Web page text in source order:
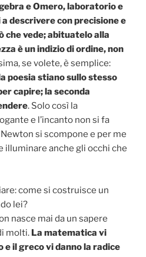
e Omero, laboratorio e
descrivere con precisione e
che vede; abituatelo alla
è un indizio di ordine, non
se volete, è semplice:
poesia stiano sullo stesso
capire; la seconda
. Solo così la
e l’incanto non si fa
si scompone e per me
illuminare anche gli occhi che
come si costruisce un
lei?
nasce mai da un sapere
molti. La matematica vi
e il greco vi danno la radice